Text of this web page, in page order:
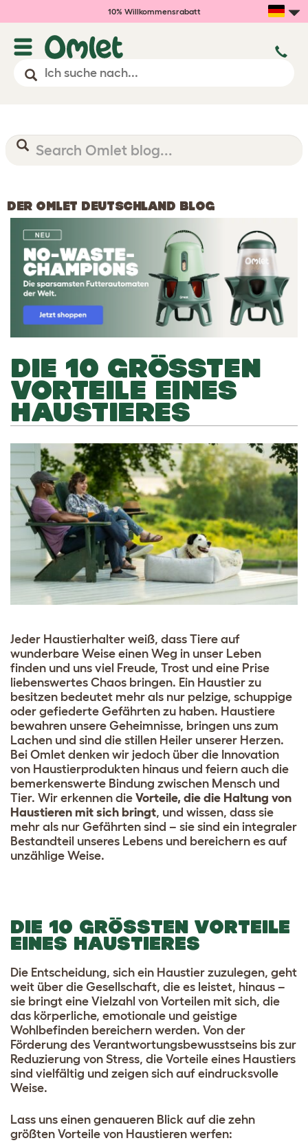
10% Willkommensrabatt
DER OMLET DEUTSCHLAND BLOG
DIE 10 GRÖSSTEN V
ORTEILE EINES H
AUSTIERES
Jeder Haustierhalter weiß, dass Tiere auf
wunderbare Weise einen Weg in unser Leben
finden und uns viel Freude, Trost und eine Prise
liebenswertes Chaos bringen. Ein Haustier zu
besitzen bedeutet mehr als nur pelzige, schuppige
oder gefiederte Gefährten zu haben. Haustiere
bewahren unsere Geheimnisse, bringen uns zum
Lachen und sind die stillen Heiler unserer Herzen.
Bei Omlet denken wir jedoch über die Innovation
von Haustierprodukten hinaus und feiern auch die
bemerkenswerte Bindung zwischen Mensch und
Tier. Wir erkennen die Vorteile, die die Haltung von
Haustieren mit sich bringt, und wissen, dass sie
mehr als nur Gefährten sind – sie sind ein integraler
Bestandteil unseres Lebens und bereichern es auf
unzählige Weise.
DIE 10 GRÖSSTEN VORTEILE E
INES HAUSTIERES
Die Entscheidung, sich ein Haustier zuzulegen, geht
weit über die Gesellschaft, die es leistet, hinaus –
sie bringt eine Vielzahl von Vorteilen mit sich, die
das körperliche, emotionale und geistige
Wohlbefinden bereichern werden. Von der
Förderung des Verantwortungsbewusstseins bis zur
Reduzierung von Stress, die Vorteile eines Haustiers
sind vielfältig und zeigen sich auf eindrucksvolle
Weise.
Lass uns einen genaueren Blick auf die zehn
größten Vorteile von Haustieren werfen: